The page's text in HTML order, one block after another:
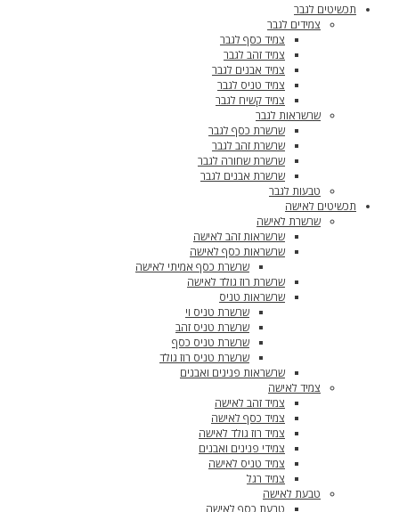
תכשיטים לגבר
צמידים לגבר
צמיד כסף לגבר
צמיד זהב לגבר
צמיד אבנים לגבר
צמיד טניס לגבר
צמיד קשיח לגבר
שרשראות לגבר
שרשרת כסף לגבר
שרשרת זהב לגבר
שרשרת שחורה לגבר
שרשרת אבנים לגבר
טבעות לגבר
תכשיטים לאישה
שרשרת לאישה
שרשראות זהב לאישה
שרשראות כסף לאישה
שרשרת כסף אמיתי לאישה
שרשרת רוז גולד לאישה
שרשראות טניס
שרשרת טניס וי
שרשרת טניס זהב
שרשרת טניס כסף
שרשרת טניס רוז גולד
שרשראות פנינים ואבנים
צמיד לאישה
צמיד זהב לאישה
צמיד כסף לאישה
צמיד רוז גולד לאישה
צמידי פנינים ואבנים
צמיד טניס לאישה
צמיד רגל
טבעת לאישה
טבעת כסף לאישה